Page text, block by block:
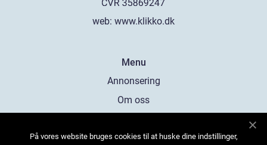
web: www.klikko.dk
Menu
Annonsering
Om oss
Kontakta oss
På vores website bruges cookies til at huske dine indstillinger,